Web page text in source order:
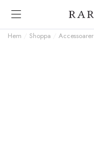
Hem Shoppa Accessoarer